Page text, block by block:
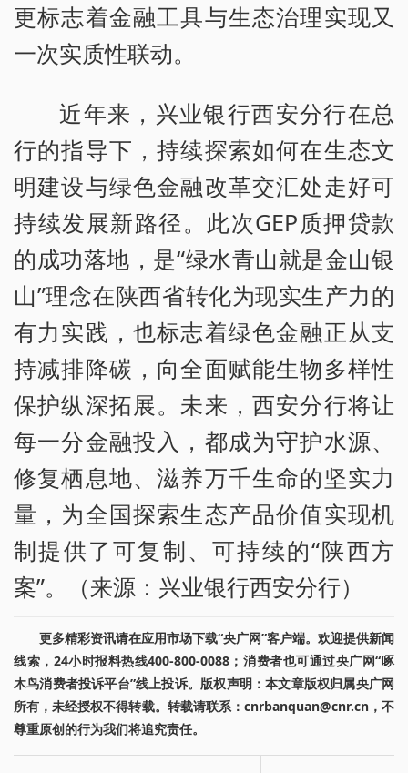
更标志着金融工具与生态治理实现又
一次实质性联动。
近年来，兴业银行西安分行在总
行的指导下，持续探索如何在生态文
明建设与绿色金融改革交汇处走好可
持续发展新路径。此次GEP质押贷款
的成功落地，是“绿水青山就是金山银
山”理念在陕西省转化为现实生产力的
有力实践，也标志着绿色金融正从支
持减排降碳，向全面赋能生物多样性
保护纵深拓展。未来，西安分行将让
每一分金融投入，都成为守护水源、
修复栖息地、滋养万千生命的坚实力
量，为全国探索生态产品价值实现机
制提供了可复制、可持续的“陕西方
案”。（来源：兴业银行西安分行）
更多精彩资讯请在应用市场下载“央广网”客户端。欢迎提供新闻
线索，24小时报料热线400-800-0088；消费者也可通过央广网“啄
木鸟消费者投诉平台”线上投诉。版权声明：本文章版权归属央广网
所有，未经授权不得转载。转载请联系：cnrbanquan@cnr.cn，不
尊重原创的行为我们将追究责任。